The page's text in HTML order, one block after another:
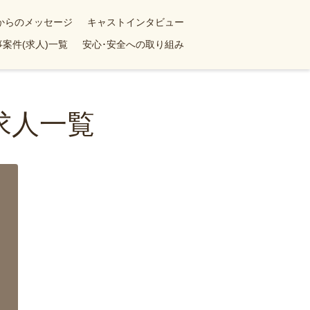
らのメッセージ
キャストインタビュー
案件(求人)一覧 安心･安全への取り組み
人一覧